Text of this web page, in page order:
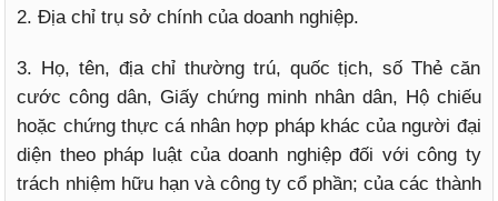
2. Địa chỉ trụ sở chính của doanh nghiệp.
3. Họ, tên, địa chỉ thường trú, quốc tịch, số Thẻ căn
cước công dân, Giấy chứng minh nhân dân, Hộ chiếu
hoặc chứng thực cá nhân hợp pháp khác của người đại
diện theo pháp luật của doanh nghiệp đối với công ty
trách nhiệm hữu hạn và công ty cổ phần; của các thành